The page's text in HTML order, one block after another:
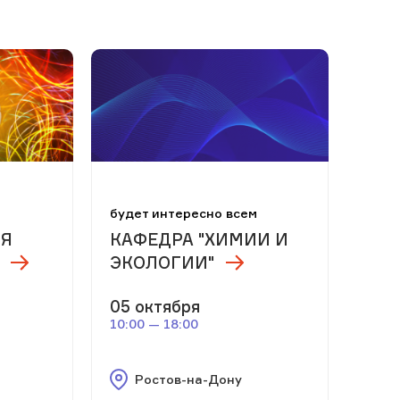
будет интересно всем
КАФЕДРА "ХИМИИ И
ЭКОЛОГИИ"
05 октября
10:00 — 18:00
Ростов-на-Дону